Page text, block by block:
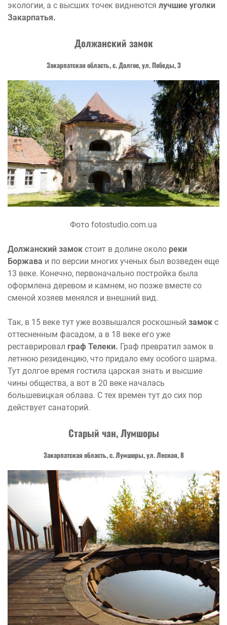
экологии, а с высших точек виднеются лучшие уголки
Закарпатья.
Должанский замок
Закарпатская область, с. Долгое, ул. Победы, 3
Фото fotostudio.com.ua
Должанский замок стоит в долине около реки
Боржава и по версии многих ученых был возведен еще
13 веке. Конечно, первоначально постройка была
оформлена деревом и камнем, но позже вместе со
сменой хозяев менялся и внешний вид.
Так, в 15 веке тут уже возвышался роскошный замок с
оттесненным фасадом, а в 18 веке его уже
реставрировал граф Телеки. Граф превратил замок в
летнюю резиденцию, что придало ему особого шарма.
Тут долгое время гостила царская знать и высшие
чины общества, а вот в 20 веке началась
большевицкая облава. С тех времен тут до сих пор
действует санаторий.
Старый чан, Лумшоры
Закарпатская область, с. Лумшоры, ул. Лесная, 8